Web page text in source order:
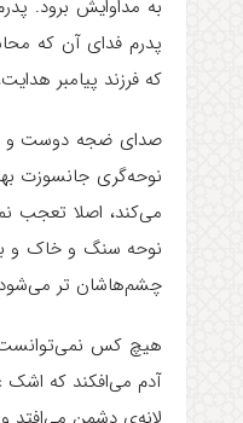
به مداوایش برود.
پدرم فدای آن که
که فرزند پیامبر
صدای ضجه دوست و
نوحه‌گری جانسوزت
می‌کند، اصلا تعجب
نوحه سنگ و خاک و
چشم‌هاشان‌ تر می‌شود.
هیچ کس نمی‌توانست
آدم می‌افکند که اشک